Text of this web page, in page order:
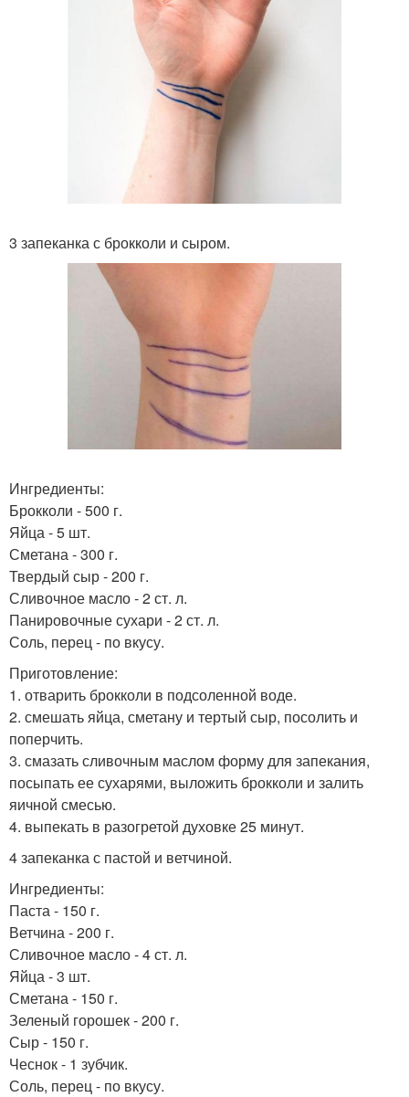
3 запеканка с брокколи и сыром.
Ингредиенты:
Брокколи - 500 г.
Яйца - 5 шт.
Сметана - 300 г.
Твердый сыр - 200 г.
Сливочное масло - 2 ст. л.
Панировочные сухари - 2 ст. л.
Соль, перец - по вкусу.
Приготовление:
1. отварить брокколи в подсоленной воде.
2. смешать яйца, сметану и тертый сыр, посолить и
поперчить.
3. смазать сливочным маслом форму для запекания,
посыпать ее сухарями, выложить брокколи и залить
яичной смесью.
4. выпекать в разогретой духовке 25 минут.
4 запеканка с пастой и ветчиной.
Ингредиенты:
Паста - 150 г.
Ветчина - 200 г.
Сливочное масло - 4 ст. л.
Яйца - 3 шт.
Сметана - 150 г.
Зеленый горошек - 200 г.
Сыр - 150 г.
Чеснок - 1 зубчик.
Соль, перец - по вкусу.